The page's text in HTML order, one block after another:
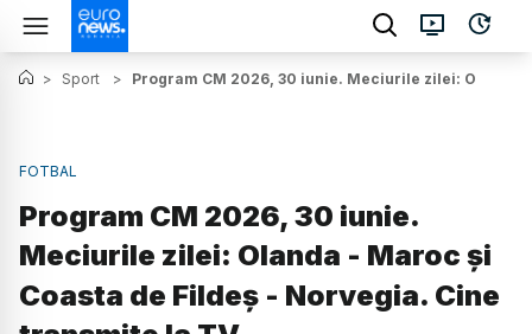
> Sport > Program CM 2026, 30 iunie. Meciurile zilei: Olanda
FOTBAL
Program CM 2026, 30 iunie.
Meciurile zilei: Olanda - Maroc și
Coasta de Fildeș - Norvegia. Cine